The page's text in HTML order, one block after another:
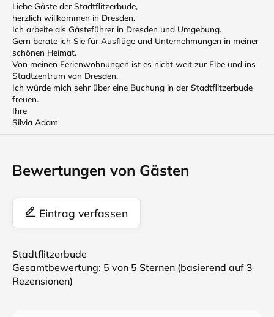
Liebe Gäste der Stadtflitzerbude,
herzlich willkommen in Dresden.
Ich arbeite als Gästeführer in Dresden und Umgebung.
Gern berate ich Sie für Ausflüge und Unternehmungen in meiner
schönen Heimat.
Von meinen Ferienwohnungen ist es nicht weit zur Elbe und ins
Stadtzentrum von Dresden.
Ich würde mich sehr über eine Buchung in der Stadtflitzerbude
freuen.
Ihre
Silvia Adam
Bewertungen von Gästen
Eintrag verfassen
Stadtflitzerbude
Gesamtbewertung: 5 von 5 Sternen (basierend auf 3
Rezensionen)